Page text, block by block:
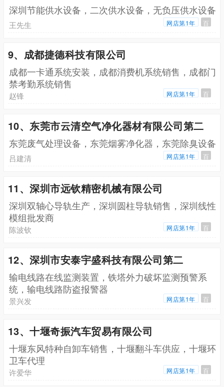
深圳节能供水设备，二次供水设备，无负压供水设备
王先生 网店第1年 百
9、成都捷德科技有限公司
成都一卡通系统安装，成都消费机系统销售，成都门
禁考勤系统销售
赵锋 网店第1年 百
10、东莞市云清空气净化器材有限公司第二
东莞废气处理设备，东莞烟雾净化器，东莞除臭设备
吕建清 网店第1年 百
11、深圳市远钦精密机械有限公司
深圳双轴心导轨生产，深圳圆柱导轨销售，深圳线性
模组批发商
陈波钦 网店第1年 百
12、深圳市安泰宇盛科技有限公司第二
输电线路在线监测装置，铁塔外力破坏监测预警系
统，输电线路防盗报警器
景兴发 网店第1年 百
13、十堰奇振汽车贸易有限公司
十堰东风特种自卸车销售，十堰翻斗车供应，十堰环
卫车代理
许爱华 网店第1年 百